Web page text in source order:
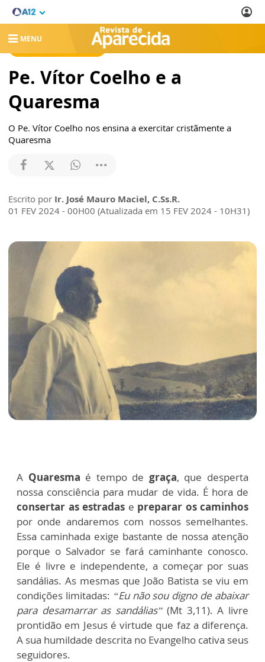
MENU
REVISTA DE APARECIDA
Pe. Vítor Coelho e a
Quaresma
O Pe. Vítor Coelho nos ensina a exercitar cristãmente a
Quaresma
Escrito por Ir. José Mauro Maciel, C.Ss.R.
01 FEV 2024 - 00H00 (Atualizada em 15 FEV 2024 - 10H31)
A Quaresma é tempo de graça, que desperta
nossa consciência para mudar de vida. É hora de
consertar as estradas e preparar os caminhos
por onde andaremos com nossos semelhantes.
Essa caminhada exige bastante de nossa atenção
porque o Salvador se fará caminhante conosco.
Ele é livre e independente, a começar por suas
sandálias. As mesmas que João Batista se viu em
condições limitadas: “Eu não sou digno de abaixar
para desamarrar as sandálias”(Mt 3,11). A livre
prontidão em Jesus é virtude que faz a diferença.
A sua humildade descrita no Evangelho cativa seus
seguidores.